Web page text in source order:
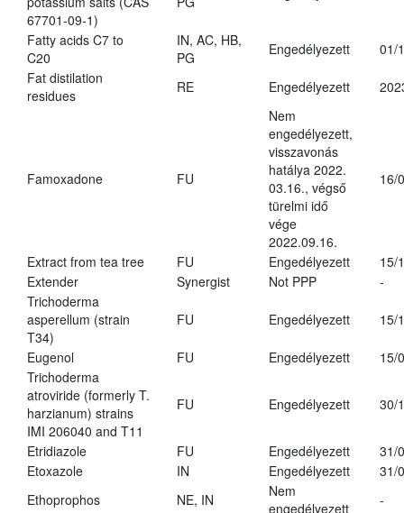
67701-09-1)
Fatty acids C7 to
C20
IN, AC, HB,
PG
Engedélyezett
01/
Fat distilation
residues
RE Engedélyezett
Famoxadone FU
Nem
engedélyezett,
visszavonás
hatálya 2022.
03.16., végső
türelmi idő
vége
2022.09.16.
16/
Extract from tea tree FU Engedélyezett
15/
Extender
Synergist Not PPP
-
Trichoderma
asperellum (strain
T34)
FU Engedélyezett 15/
Eugenol FU Engedélyezett
15/
Trichoderma
atroviride (formerly T.
harzianum) strains
IMI 206040 and T11
FU Engedélyezett 30/
Etridiazole FU Engedélyezett
31/
Etoxazole
IN Engedélyezett
31/
Ethoprophos
NE, IN
Nem
engedélyezett
-